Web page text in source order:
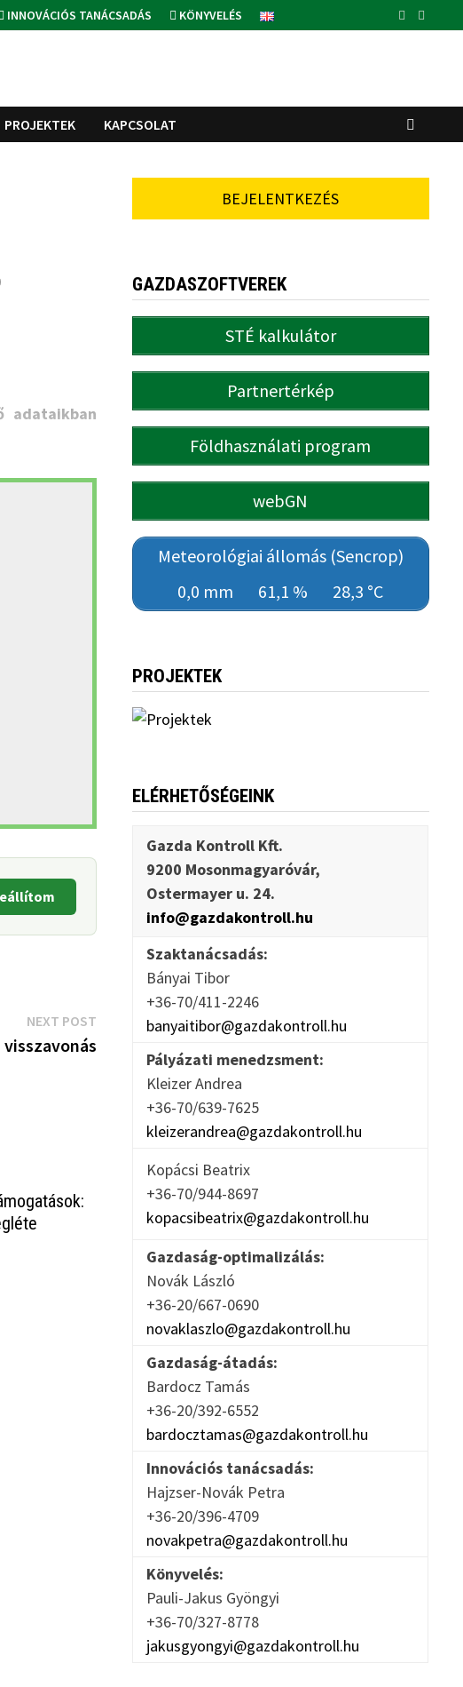
INNOVÁCIÓS TANÁCSADÁS KÖNYVELÉS
PROJEKTEK KAPCSOLAT
adataikban
NEXT POSTNext
post:
BEJELENTKEZÉS
GAZDASZOFTVEREK
STÉ kalkulátor
Partnertérkép
Földhasználati program
webGN
Meteorológiai állomás (Sencrop)
0,0 mm
61,1 % 28,3 °C
PROJEKTEK
ELÉRHETŐSÉGEINK
Gazda Kontroll Kft.
9200 Mosonmagyaróvár,
Ostermayer u. 24.
info@gazdakontroll.hu
Szaktanácsadás:
Bányai Tibor
+36-70/411-2246
banyaitibor@gazdakontroll.hu
Pályázati menedzsment:
Kleizer Andrea
+36-70/639-7625
kleizerandrea@gazdakontroll.hu
Kopácsi Beatrix
+36-70/944-8697
kopacsibeatrix@gazdakontroll.hu
Gazdaság-optimalizálás:
Novák László
+36-20/667-0690
novaklaszlo@gazdakontroll.hu
Gazdaság-átadás:
Bardocz Tamás
+36-20/392-6552
bardocztamas@gazdakontroll.hu
Innovációs tanácsadás:
Hajzser-Novák Petra
+36-20/396-4709
novakpetra@gazdakontroll.hu
Könyvelés:
Pauli-Jakus Gyöngyi
+36-70/327-8778
jakusgyongyi@gazdakontroll.hu